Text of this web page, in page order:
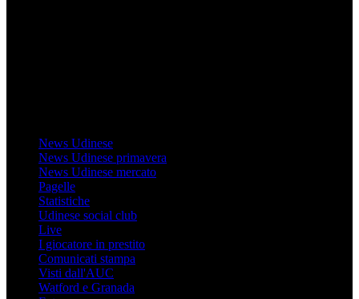
News Udinese
News Udinese primavera
News Udinese mercato
Pagelle
Statistiche
Udinese social club
Live
I giocatore in prestito
Comunicati stampa
Visti dall'AUC
Watford e Granada